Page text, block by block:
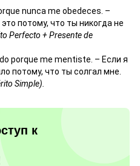
nunca me obedeces. –
потому, что ты никогда не
Perfecto + Presente de
porque me mentiste. – Если я
потому, что ты солгал мне.
Simple).
к